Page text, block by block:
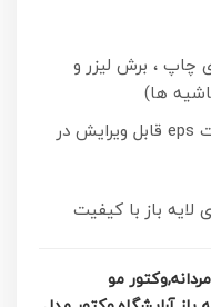
چاپ ، برش لیزر و
ها)
وکتور آماده مدل مو داماد با فرمت eps قابل ویرایش در
باز با کیفیت
مو